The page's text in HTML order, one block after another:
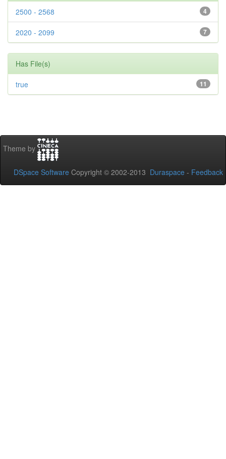
4
2500 - 2568
7
2020 - 2099
Has File(s)
11
true
Theme by
DSpace Software Copyright © 2002-2013 Duraspace - Feedback